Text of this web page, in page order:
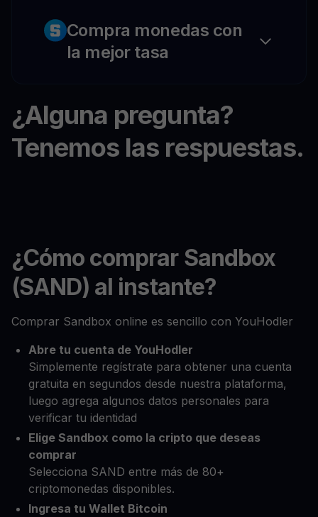
Compra monedas con
la mejor tasa
¿Alguna pregunta?
Tenemos las respuestas.
¿Cómo comprar Sandbox
(SAND) al instante?
Comprar Sandbox online es sencillo con YouHodler
Abre tu cuenta de YouHodler
Simplemente regístrate para obtener una cuenta
gratuita en segundos desde nuestra plataforma,
luego agrega algunos datos personales para
verificar tu identidad
Elige Sandbox como la cripto que deseas
comprar
Selecciona SAND entre más de 80+
criptomonedas disponibles.
Ingresa tu Wallet Bitcoin